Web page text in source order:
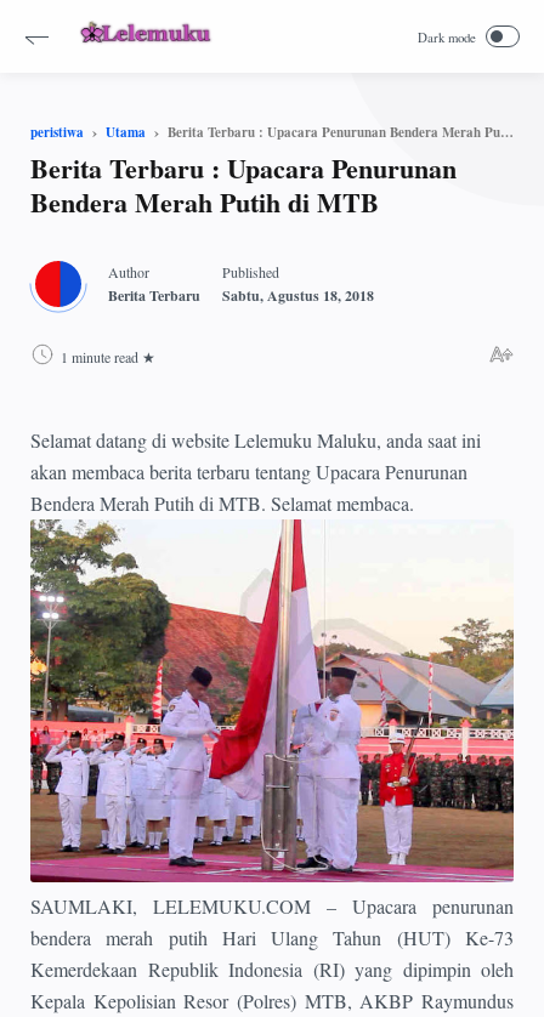
peristiwa Utama Berita Terbaru : Upacara Penurunan Bendera Merah Putih di MTB
Berita Terbaru : Upacara Penurunan
Bendera Merah Putih di MTB
1 minute read
Selamat datang di website Lelemuku Maluku, anda saat ini
akan membaca berita terbaru tentang Upacara Penurunan
Bendera Merah Putih di MTB. Selamat membaca.
SAUMLAKI, LELEMUKU.COM – Upacara penurunan
bendera merah putih Hari Ulang Tahun (HUT) Ke-73
Kemerdekaan Republik Indonesia (RI) yang dipimpin oleh
Kepala Kepolisian Resor (Polres) MTB, AKBP Raymundus